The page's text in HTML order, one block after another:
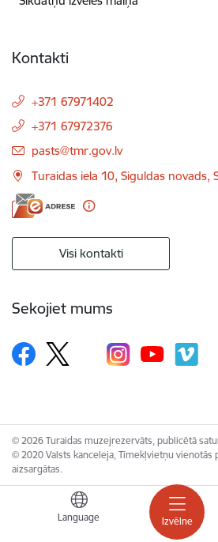
Izvēlne
Language
Kontakti
+371 67971402
+371 67972376
E-pasts:
pasts@tmr.gov.lv
Turaidas iela 10, Siguldas novads,
Visi kontakti
Sekojiet mums
© 2026 Turaidas muzejrezervāts, publicētā
© 2020 Valsts kanceleja, Tīmekļvietņu vienotās
aizsargātas.